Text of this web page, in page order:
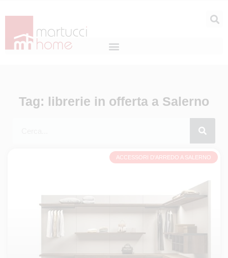
Tag: librerie in offerta a Salerno
ACCESSORI D'ARREDO A SALERNO